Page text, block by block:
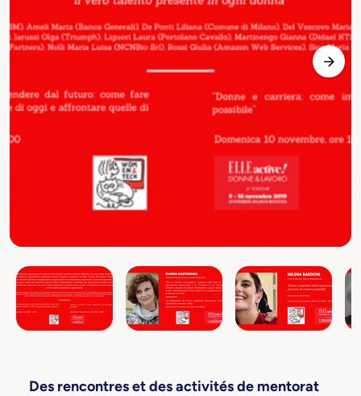
Des rencontres et des activités de mentorat